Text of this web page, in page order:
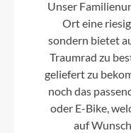
Unser
Ort eine
sondern bietet
Traumrad zu
geliefert zu
noch das
oder E-Bike,
auf